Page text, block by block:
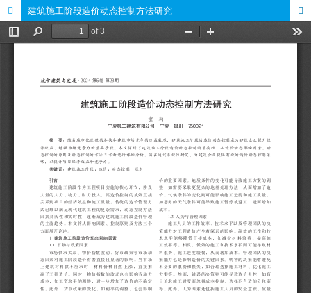
建筑施工阶段造价动态控制方法研究